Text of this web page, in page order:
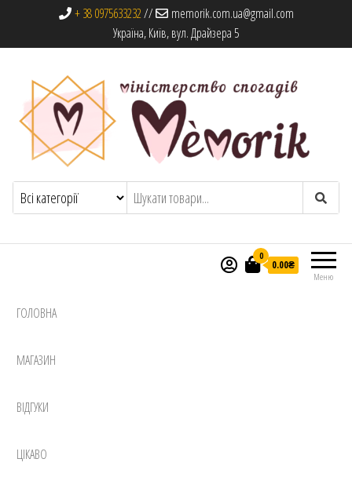
+ 38 0975633232//
memorik.com.ua@gmail.com
Україна, Київ, вул. Драйзера 5
Memorik
Меню
0
0.00₴
ГОЛОВНА
МАГАЗИН
ВІДГУКИ
ЦІКАВО